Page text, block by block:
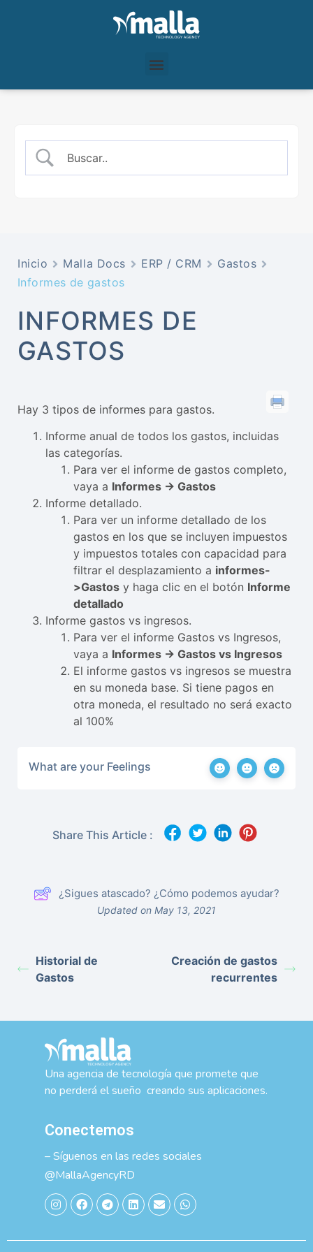
Inicio Malla Docs ERP / CRM
Gastos
Informes de gastos
INFORMES DE
GASTOS
Hay 3 tipos de informes para gastos.
Informe anual de todos los gastos, incluidas
las categorías.
Para ver el informe de gastos completo,
vaya a Informes -> Gastos
Informe detallado.
Para ver un informe detallado de los
gastos en los que se incluyen impuestos
y impuestos totales con capacidad para
filtrar el desplazamiento a informes-
>Gastos y haga clic en el botón Informe
detallado
Informe gastos vs ingresos.
Para ver el informe Gastos vs Ingresos,
vaya a Informes -> Gastos vs Ingresos
El informe gastos vs ingresos se muestra
en su moneda base. Si tiene pagos en
otra moneda, el resultado no será exacto
al 100%
What are your Feelings
Share This Article :
¿Sigues atascado? ¿Cómo podemos ayudar?
Updated on May 13, 2021
Historial de
Gastos
Creación de gastos
recurrentes
Una agencia de tecnología que promete que
no perderá el sueño creando sus aplicaciones.
Conectemos
– Síguenos en las redes sociales
@MallaAgencyRD